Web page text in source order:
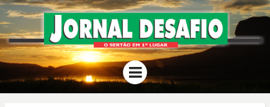
JORNAL
DESAFIO
O Sertão em 1º Lugar
Menu